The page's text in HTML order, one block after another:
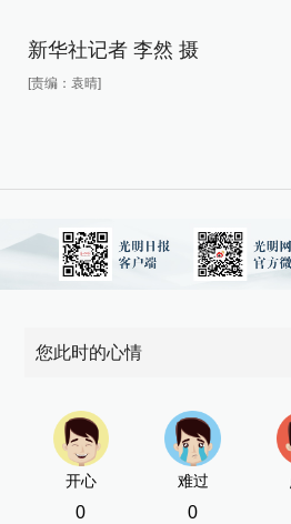
新华社记者 李然 摄
[责编：袁晴]
您此时的心情
开心
0
难过
0